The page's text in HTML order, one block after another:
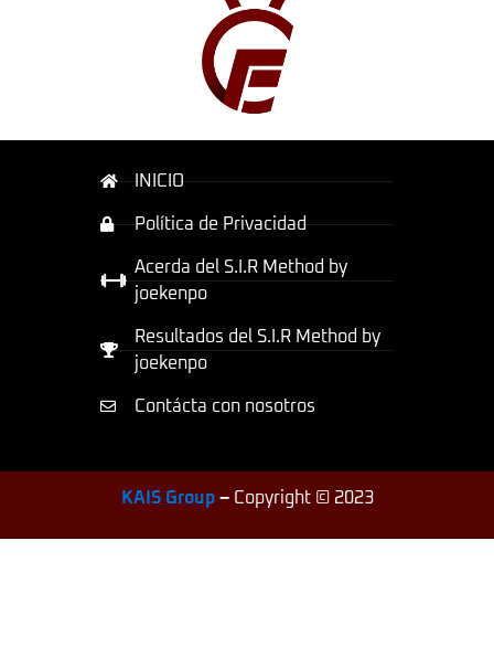
INICIO
Política de Privacidad
Acerda del S.I.R Method by
joekenpo
Resultados del S.I.R Method by
joekenpo
Contácta con nosotros
KAIS Group– Copyright © 2023